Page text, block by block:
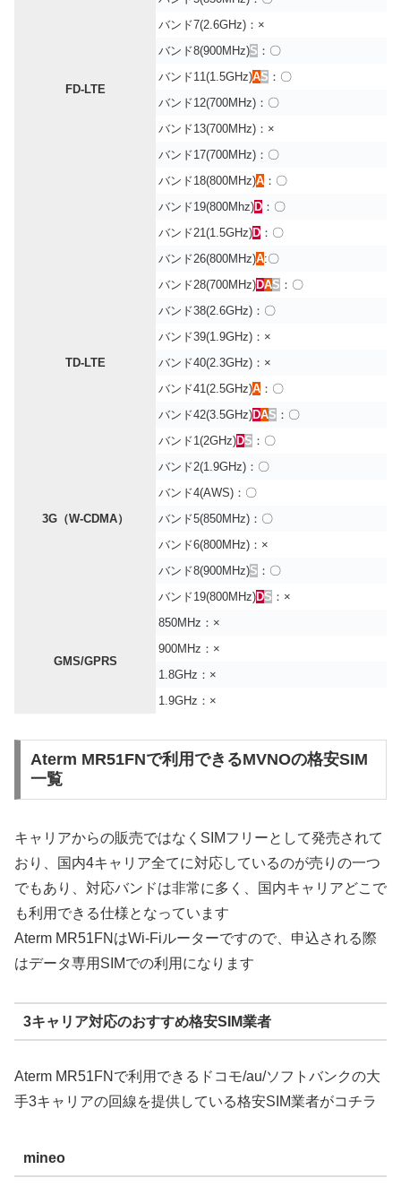
FD-LTE
バンド7(2.6GHz)：×
バンド8(900MHz)S ：〇
バンド11(1.5GHz)AS ：〇
バンド12(700MHz)：〇
バンド13(700MHz)：×
バンド17(700MHz)：〇
バンド18(800MHz)A ：〇
バンド19(800Mhz)D ：〇
バンド21(1.5GHz)D ：〇
バンド26(800MHz)A:〇
バンド28(700MHz)DAS ：〇
TD-LTE
バンド38(2.6GHz)：〇
バンド39(1.9GHz)：×
バンド40(2.3GHz)：×
バンド41(2.5GHz)A ：〇
バンド42(3.5GHz)DAS ：〇
3G（W-CDMA）
バンド1(2GHz)DS ：〇
バンド2(1.9GHz)：〇
バンド4(AWS)：〇
バンド5(850MHz)：〇
バンド6(800MHz)：×
バンド8(900MHz)S ：〇
バンド19(800MHz)DS ：×
GMS/GPRS
850MHz：×
900MHz：×
1.8GHz：×
1.9GHz：×
Aterm MR51FNで利用できるMVNOの格安SIM
一覧
キャリアからの販売ではなくSIMフリーとして発売されて
おり、国内4キャリア全てに対応しているのが売りの一つ
でもあり、対応バンドは非常に多く、国内キャリアどこで
も利用できる仕様となっています
Aterm MR51FNはWi-Fiルーターですので、申込される際
はデータ専用SIMでの利用になります
3キャリア対応のおすすめ格安SIM業者
Aterm MR51FNで利用できるドコモ/au/ソフトバンクの大
手3キャリアの回線を提供している格安SIM業者がコチラ
mineo